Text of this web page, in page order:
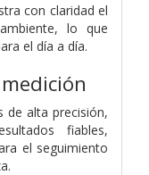
con claridad el
lo que
el día a día.
de alta precisión,
fiables,
el seguimiento